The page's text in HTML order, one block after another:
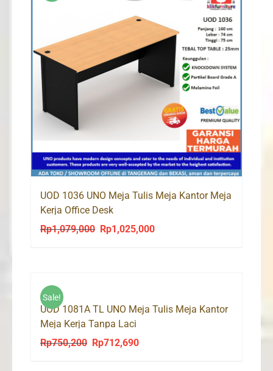
UOD 1036 UNO Meja Tulis Meja Kantor Meja
Kerja Office Desk
Rp1,079,000
Original
Rp1,025,000Current
Sale!
UOD 1081A TL UNO Meja Tulis Meja Kantor
Meja Kerja Tanpa Laci
Rp750,200
Original
Rp712,690Current